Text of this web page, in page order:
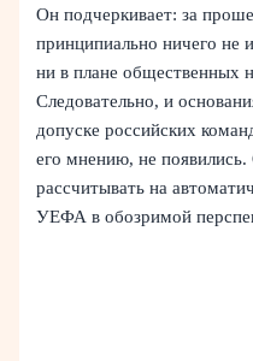
Он подчеркивает: за
принципиально ничего не
ни в плане общественных
Следовательно, и
допуске российских
его мнению, не
рассчитывать на
УЕФА в обозримой